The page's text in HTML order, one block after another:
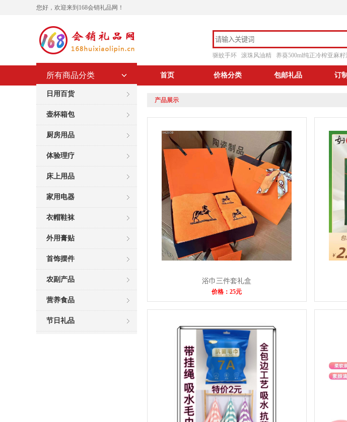
您好，欢迎来到168会销礼品网！
驱蚊手环 滚珠风油精 养葵500ml纯正冷榨亚麻籽
所有商品分类
日用百货
壶杯箱包
厨房用品
体验理疗
床上用品
家用电器
衣帽鞋袜
外用膏贴
首饰摆件
农副产品
营养食品
节日礼品
首页 价格分类 包邮礼品 订
产品展示
浴巾三件套礼盒
价格：25元